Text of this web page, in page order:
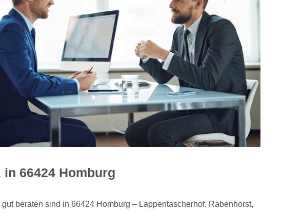
66424 Homburg
beraten sind in 66424 Homburg – Lappentascherhof, Rabenhorst,